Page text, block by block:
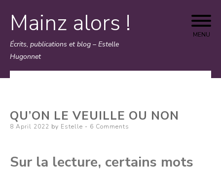
Skip
to
content
Mainz alors !
Écrits, publications et blog – Estelle
Hugonnet
MENU
QU’ON LE VEUILLE OU NON
Posted
8 April 2022 by Estelle 6 Comments
Sur la lecture, certains mots